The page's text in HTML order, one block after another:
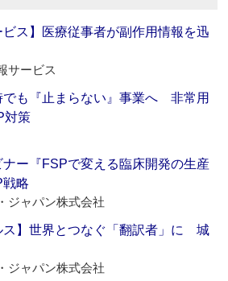
ビス】医療従事者が副作用情報を迅
サービス
でも『止まらない』事業へ 非常用
対策
ナー『FSPで変える臨床開発の生産
略
ジャパン株式会社
ス】世界とつなぐ「翻訳者」に 城
ジャパン株式会社